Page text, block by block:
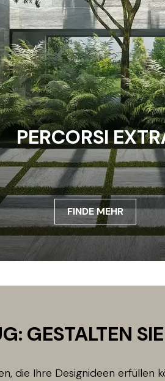
PERCORSI
FINDE MEHR
GESTALTEN
die Ihre Designideen erfüllen